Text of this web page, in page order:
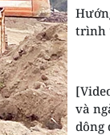
trình
và
dông